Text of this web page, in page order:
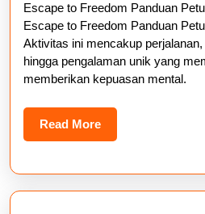
Escape to Freedom Panduan
Escape to Freedom Panduan
Aktivitas ini mencakup perjalanan,
hingga pengalaman unik yang
memberikan kepuasan mental.
Read MoreRead
More